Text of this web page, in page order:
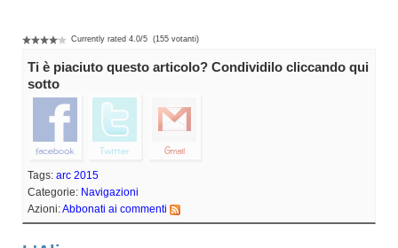
Currently rated 4.0/5 (155 votanti)
Ti è piaciuto questo articolo? Condividilo cliccando qui
sotto
Tags: arc 2015
Categorie: Navigazioni
Azioni:Abbonati ai commenti